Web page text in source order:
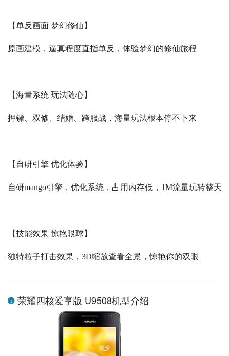
【单反画面 梦幻修仙】
原画建模，逼真程度直指单反，体验梦幻的修仙旅程
【海量系统 玩法随心】
押镖、双修、结婚、跨服战，海量玩法根本停不下来
【自研引擎 优化体验】
自研mango引擎，优化系统，占用内存低， 1M流量玩转整天
【技能效果 惊艳眼球】
独特粒子打击效果， 3D缩放查看全景，惊艳你的双眼
荣耀四核爱享版 U9508机型介绍